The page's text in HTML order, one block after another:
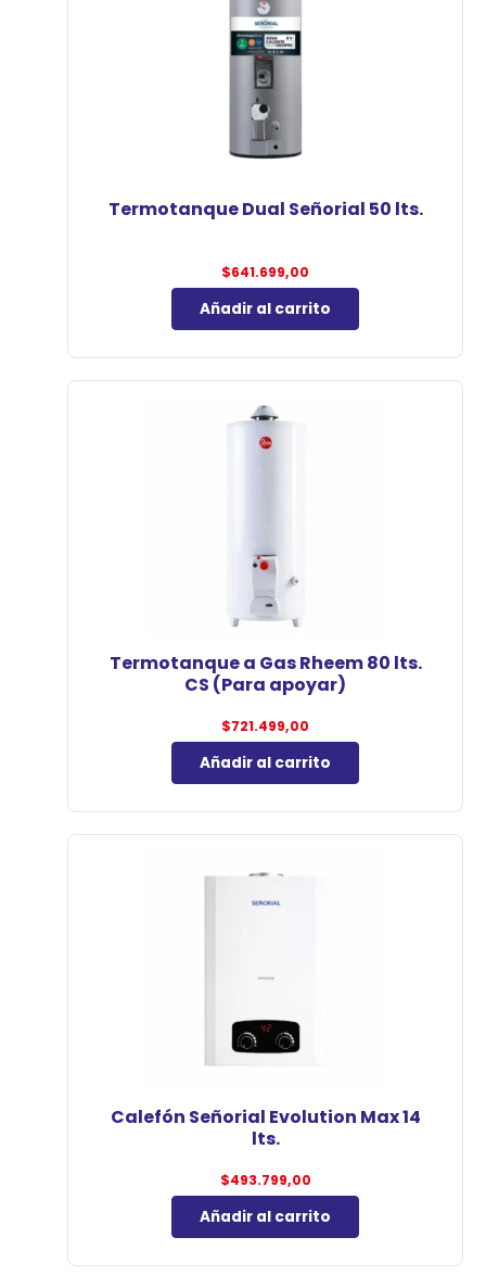
Termotanque Dual Señorial 50 lts.
$641.699,00
Añadir al carrito
Termotanque a Gas Rheem 80 lts.
CS (Para apoyar)
$721.499,00
Añadir al carrito
Calefón Señorial Evolution Max 14
lts.
$493.799,00
Añadir al carrito